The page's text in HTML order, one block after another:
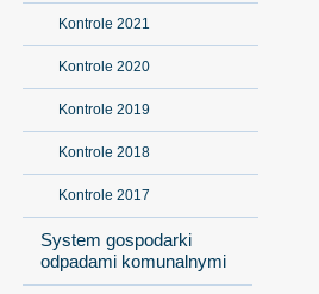
Kontrole 2021
Kontrole 2020
Kontrole 2019
Kontrole 2018
Kontrole 2017
System gospodarki
odpadami komunalnymi